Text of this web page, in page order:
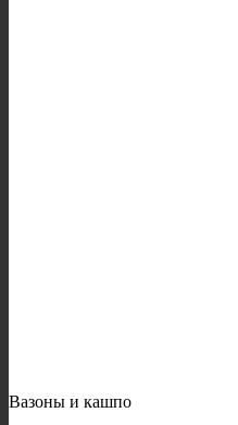
Вазоны и кашпо